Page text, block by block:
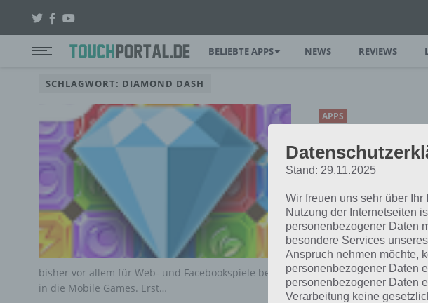
BELIEBTE APPS NEWS REVIEWS
SCHLAGWORT: DIAMOND DASH
APPS
DIAMOND
TAGES FÜR
IPHONE UND
PAUL STELZER -29.
[caption
align="alignright"
Diamond Dash[/
bisher vor allem für Web- und Facebookspiele bekannt gewesen waren, wagen
in die Mobile Games. Erst…
Stand: 29.11.2025
Wir freuen uns sehr über
Nutzung der Internetseiten
personenbezogener Daten
besondere Services
Anspruch nehmen möchte,
personenbezogener Daten
personenbezogener Daten
Verarbeitung keine